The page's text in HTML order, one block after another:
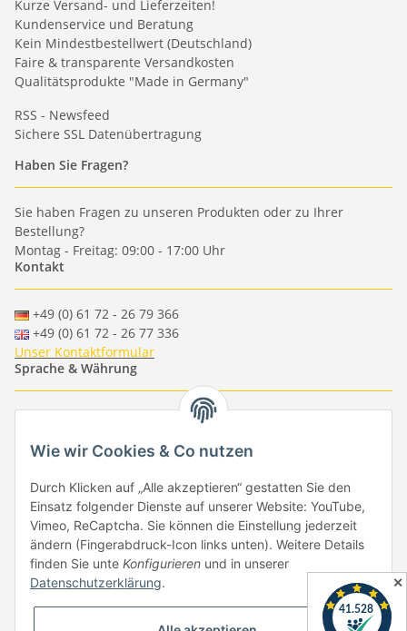
Kurze Versand- und Lieferzeiten!
Kundenservice und Beratung
Kein Mindestbestellwert (Deutschland)
Faire & transparente Versandkosten
Qualitätsprodukte "Made in Germany"
RSS - Newsfeed
Sichere SSL Datenübertragung
Haben Sie Fragen?
Sie haben Fragen zu unseren Produkten oder zu Ihrer
Bestellung?
Montag - Freitag: 09:00 - 17:00 Uhr
Kontakt
+49 (0) 61 72 - 26 79 366
+49 (0) 61 72 - 26 77 336
Unser Kontaktformular
Sprache & Währung
- - -
-
EUR-GBP-USD-CHF
Händlerbund
Vertrag widerrufen ✕
Wie wir Cookies & Co nutzen
Durch Klicken auf „Alle akzeptieren“ gestatten Sie den
Einsatz folgender Dienste auf unserer Website: YouTube,
Vimeo, ReCaptcha. Sie können die Einstellung jederzeit
ändern (Fingerabdruck-Icon links unten). Weitere Details
finden Sie unte Konfigurieren und in unserer
Datenschutzerklärung.